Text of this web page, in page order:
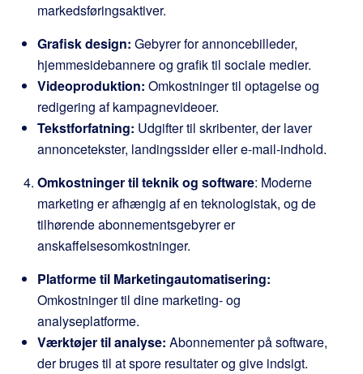
markedsføringsaktiver.
Grafisk design: Gebyrer for annoncebilleder,
hjemmesidebannere og grafik til sociale medier.
Videoproduktion: Omkostninger til optagelse og
redigering af kampagnevideoer.
Tekstforfatning: Udgifter til skribenter, der laver
annoncetekster, landingssider eller e-mail-indhold.
Omkostninger til teknik og software: Moderne
marketing er afhængig af en teknologistak, og de
tilhørende abonnementsgebyrer er
anskaffelsesomkostninger.
Platforme til Marketingautomatisering:
Omkostninger til dine marketing- og
analyseplatforme.
Værktøjer til analyse: Abonnementer på software,
der bruges til at spore resultater og give indsigt.